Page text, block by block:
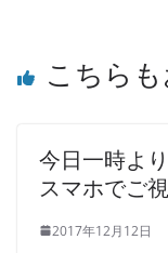
こちら
今日一時よ
スマホでご
2017年12月12日